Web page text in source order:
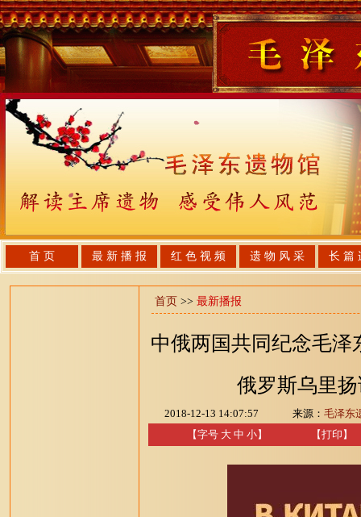
首 页 最 新 播 报 红 色 视 频 遗 物 风 采 长 篇
首页 >> 最新播报
中俄两国共同纪念毛泽
俄罗斯乌里
2018-12-13 14:07:57 来源： 毛泽东
【字号 大 中 小】 【打印 】